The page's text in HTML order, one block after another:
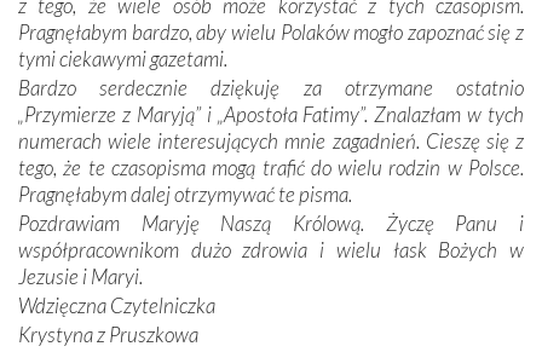
konieczności ciągłego zabiegania o własną duszę i o łaskę
Opatrzności. Wierność przynosi pomyślność –
przynajmniej w życiu duchowym. Odstępstwo owocuje
nieszczęściem i śmiercią. Te uniwersalne prawdy
przychodziły na myśl, gdy słuchaliśmy opowieści
przewodników o portugalskich monarchach i wodzach,
zwycięskich bitwach i nieszczęśliwych losach grzesznych
kochanków.
Byli tym razem pośród Apostołów Fatimy reprezentanci
każdego spośród żyjących pokoleń. Najmłodszy uczestnik
liczył sobie 13 lat, zaś senior, pan Zdzisław – już 94.
Całe życie marzyłem, by tu przyjechać
Pragnęłabym bardzo, aby wielu Polaków mogło zapoznać się z
tymi ciekawymi gazetami.
Bardzo serdecznie dziękuję za otrzymane ostatnio
„Przymierze z Maryją” i „Apostoła Fatimy”. Znalazłam w tych
numerach wiele interesujących mnie zagadnień. Cieszę się z
tego, że te czasopisma mogą trafić do wielu rodzin w Polsce.
Pragnęłabym dalej otrzymywać te pisma.
Pozdrawiam Maryję Naszą Królową. Życzę Panu i
współpracownikom dużo zdrowia i wielu łask Bożych w
Jezusie i Maryi.
Wdzięczna Czytelniczka
Krystyna z Pruszkowa